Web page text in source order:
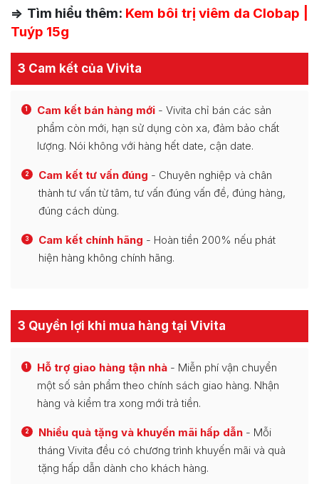
=> Tìm hiểu thêm: Kem bôi trị viêm da Clobap |
Tuýp 15g
3 Cam kết của Vivita
1 Cam kết bán hàng mới - Vivita chỉ bán các sản
phẩm còn mới, hạn sử dụng còn xa, đảm bảo chất
lượng. Nói không với hàng hết date, cận date.
2 Cam kết tư vấn đúng - Chuyên nghiệp và chân
thành tư vấn từ tâm, tư vấn đúng vấn đề, đúng hàng,
đúng cách dùng.
3 Cam kết chính hãng - Hoàn tiền 200% nếu phát
hiện hàng không chính hãng.
3 Quyền lợi khi mua hàng tại Vivita
1 Hỗ trợ giao hàng tận nhà - Miễn phí vận chuyển
một số sản phẩm theo chính sách giao hàng. Nhận
hàng và kiểm tra xong mới trả tiền.
2 Nhiều quà tặng và khuyến mãi hấp dẫn - Mỗi
tháng Vivita đều có chương trình khuyến mãi và quà
tặng hấp dẫn dành cho khách hàng.